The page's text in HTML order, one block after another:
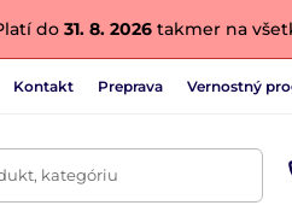
do 31. 8. 2026 takmer na
Kontakt Preprava Vernostný
kategóriu